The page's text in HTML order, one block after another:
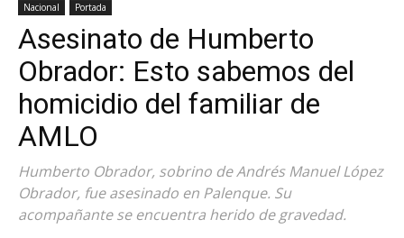
Nacional Portada
Asesinato de Humberto
Obrador: Esto sabemos del
homicidio del familiar de
AMLO
Humberto Obrador, sobrino de Andrés Manuel López
Obrador, fue asesinado en Palenque. Su
acompañante se encuentra herido de gravedad.